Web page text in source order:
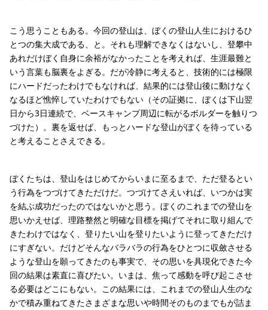
こう思うこともある。今回の登山は、ぼくの登山人生におけるひ
とつの集大成である、と。それも理解できなくはないし、登攀中
あれだけぼく自身に余裕がなかったことを考えれば、生涯最難と
いう言葉も脳裏をよぎる。だが冷静に考えると、技術的には極限
にハードだったわけでもなければ、結果的には登山後に動けなく
なるほど憔悴していたわけでもない（その証拠に、ぼくは下山翌
日から3日連続で、ベースキャンプ周辺に転がるボルダーを触りつ
づけた）。裏を返せば、もっとハードな登山がぼくを待っている
と考えることさえできる。
ぼくたちは、登山をはじめてからいまに至るまで、ただ登るとい
う行為をつづけてきただけだ。つづけてさえいれば、いつかは実
を結ぶ成功だったのではないかと思う。ぼくのこれまでの登山を
思いかえせば、理路整然と明確な目標を掲げてそれに取り組んで
きたわけではなく、登りたい山を登りたいように登ってきただけ
にすぎない。だけどそんなバラバラの行為をひとつに収斂させる
ような登山を願ってきたのも事実で、その思いを具現化できた今
回の結果は素直に喜びたい。いまは、焦って感動を呼び起こさせ
る必要はどこにもない。この結果には、これまでの登山人生のな
かで積み重ねてきたさまざまな思いや時間そのものまでもが詰ま